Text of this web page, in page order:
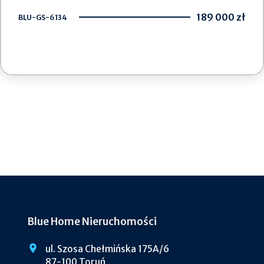
BLU-GS-6134 189 000 zł
Blue Home Nieruchomości
ul. Szosa Chełmińska 175A/6